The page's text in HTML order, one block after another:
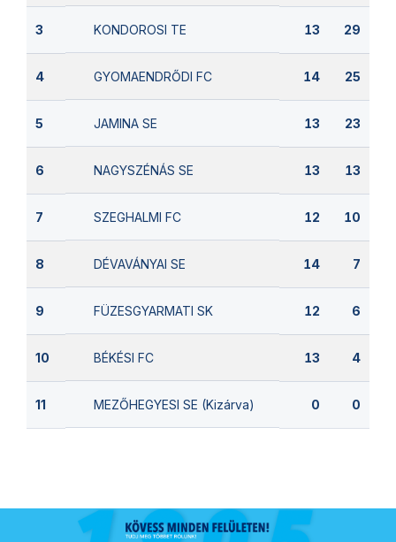
3 KONDOROSI TE 13 29
4 GYOMAENDRŐDI FC 14 25
5 JAMINA SE 13 23
6 NAGYSZÉNÁS SE 13 13
7 SZEGHALMI FC 12 10
8 DÉVAVÁNYAI SE 14 7
9 FÜZESGYARMATI SK 12 6
10 BÉKÉSI FC 13 4
11 MEZŐHEGYESI SE (Kizárva) 0 0